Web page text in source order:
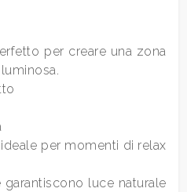
per creare una zona
per momenti di relax
garantiscono luce naturale